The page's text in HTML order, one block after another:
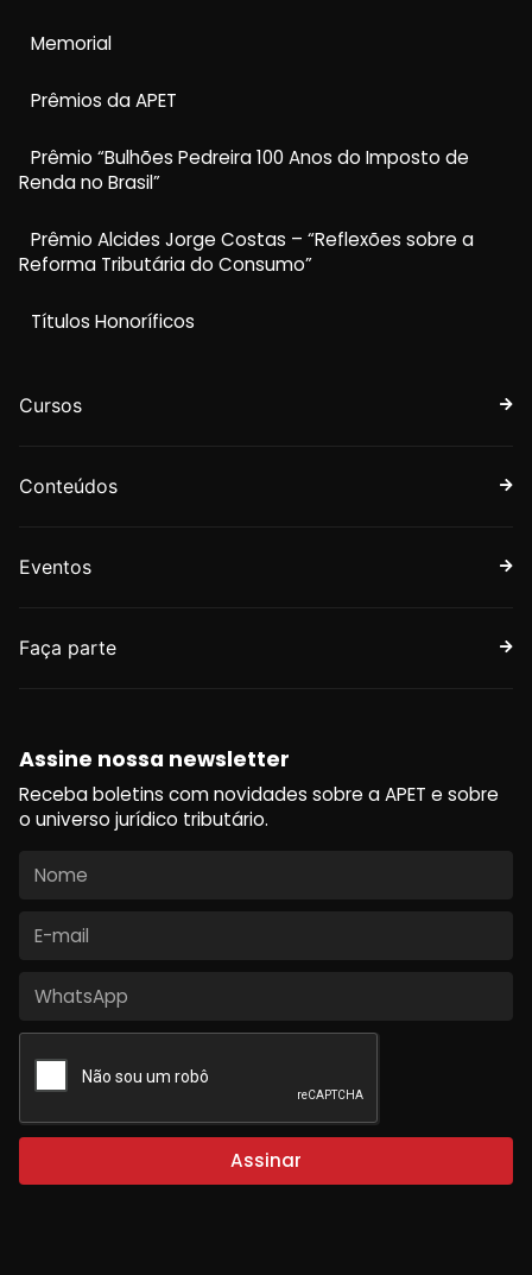
Memorial
Prêmios da APET
Prêmio “Bulhões Pedreira 100 Anos do Imposto de
Renda no Brasil”
Prêmio Alcides Jorge Costas – “Reflexões sobre a
Reforma Tributária do Consumo”
Títulos Honoríficos
Cursos
Conteúdos
Eventos
Faça parte
Assine nossa newsletter
Receba boletins com novidades sobre a APET e sobre
o universo jurídico tributário.
Assinar